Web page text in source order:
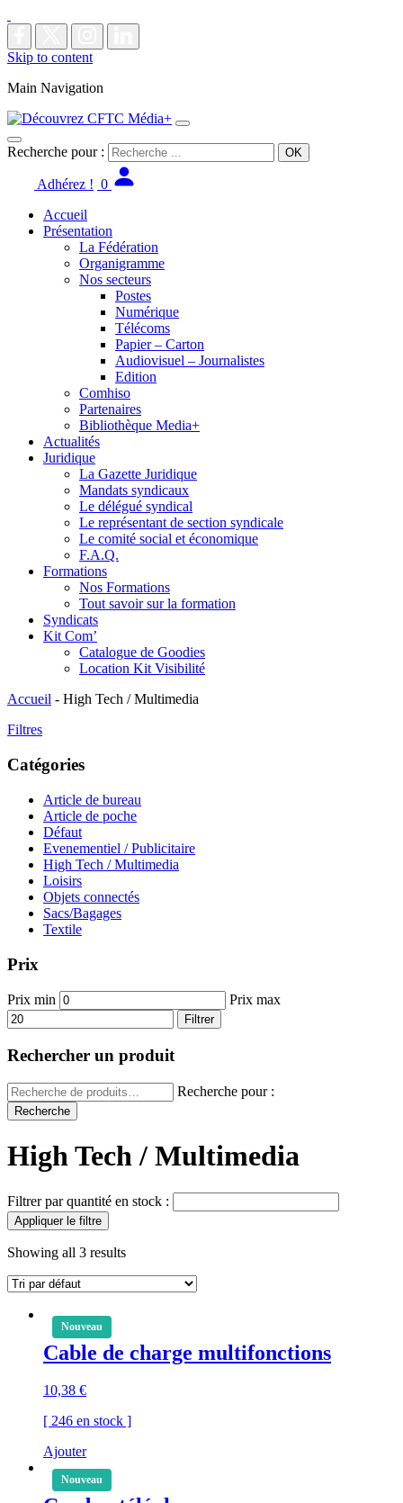
Skip to content
Main Navigation
Recherche pour :
Adhérez ! 0
Accueil
Présentation
La Fédération
Organigramme
Nos secteurs
Postes
Numérique
Télécoms
Papier – Carton
Audiovisuel – Journalistes
Edition
Comhiso
Partenaires
Bibliothèque Media+
Actualités
Juridique
La Gazette Juridique
Mandats syndicaux
Le délégué syndical
Le représentant de section syndicale
Le comité social et économique
F.A.Q.
Formations
Nos Formations
Tout savoir sur la formation
Syndicats
Kit Com’
Catalogue de Goodies
Location Kit Visibilité
Accueil - High Tech / Multimedia
Filtres
Catégories
Article de bureau
Article de poche
Défaut
Evenementiel / Publicitaire
High Tech / Multimedia
Loisirs
Objets connectés
Sacs/Bagages
Textile
Prix
Prix min Prix max
Filtrer
Rechercher un produit
Recherche pour :
Recherche
High Tech / Multimedia
Filtrer par quantité en stock :
Appliquer le filtre
Showing all 3 results
Nouveau
Cable de charge multifonctions
10,38 €
[ 246 en stock ]
Ajouter
Nouveau